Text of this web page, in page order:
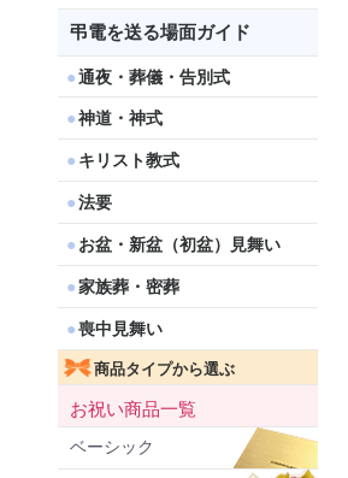
弔電を送る場面ガイド
通夜・葬儀・告別式
神道・神式
キリスト教式
法要
お盆・新盆（初盆）見舞い
家族葬・密葬
喪中見舞い
商品タイプから選ぶ
お祝い商品一覧
ベーシック